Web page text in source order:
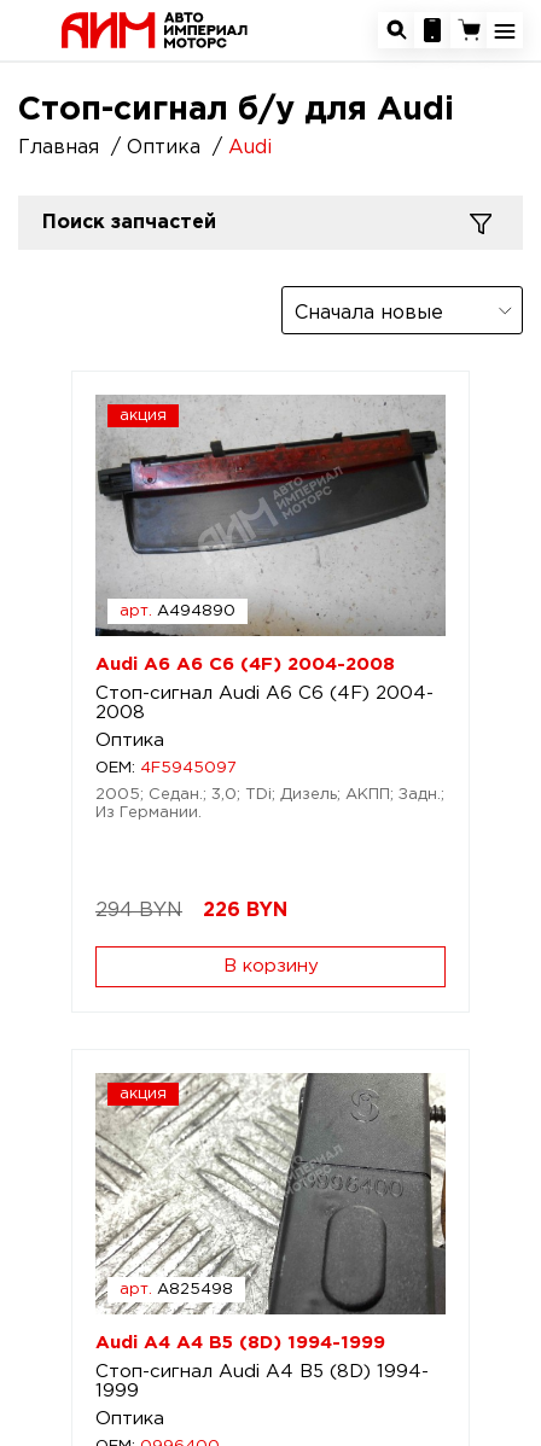
Стоп-сигнал б/у для Audi
Главная Оптика Audi
Поиск запчастей
Сначала новые
акция
арт. A494890
Audi A6 A6 C6 (4F) 2004-2008
Стоп-сигнал Audi A6 C6 (4F) 2004-
2008
Оптика
OEM: 4F5945097
2005; Седан.; 3,0; TDi; Дизель; АКПП; Задн.;
Из Германии.
294 BYN 226 BYN
В корзину
акция
арт. A825498
Audi A4 A4 B5 (8D) 1994-1999
Стоп-сигнал Audi A4 B5 (8D) 1994-
1999
Оптика